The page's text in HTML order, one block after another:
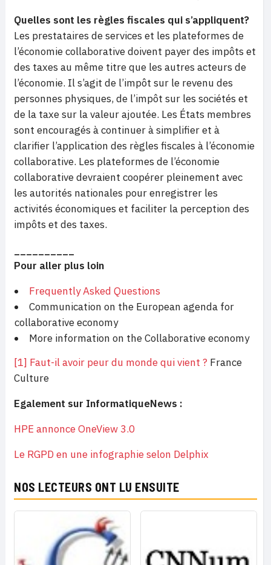
Quelles sont les règles fiscales qui s’appliquent?
Les prestataires de services et les plateformes de
l’économie collaborative doivent payer des impôts et
des taxes au même titre que les autres acteurs de
l’économie. Il s’agit de l’impôt sur le revenu des
personnes physiques, de l’impôt sur les sociétés et
de la taxe sur la valeur ajoutée. Les États membres
sont encouragés à continuer à simplifier et à
clarifier l’application des règles fiscales à l’économie
collaborative. Les plateformes de l’économie
collaborative devraient coopérer pleinement avec
les autorités nationales pour enregistrer les
activités économiques et faciliter la perception des
impôts et des taxes.
Pour aller plus loin
Frequently Asked Questions
Communication on the European agenda for
collaborative economy
More information on the Collaborative economy
[1] Faut-il avoir peur du monde qui vient ? France
Culture
Egalement sur InformatiqueNews :
HPE annonce OneView 3.0
Le RGPD en une infographie selon Delphix
NOS LECTEURS ONT LU ENSUITE